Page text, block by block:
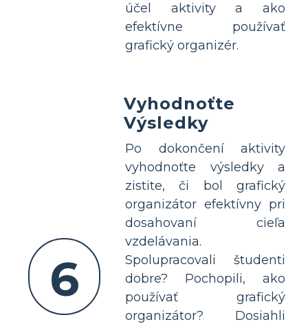
účel aktivity a ako
efektívne používať
grafický organizér.
6
Vyhodnoťte
Výsledky
Po dokončení aktivity
vyhodnoťte výsledky a
zistite, či bol grafický
organizátor efektívny pri
dosahovaní cieľa
vzdelávania.
Spolupracovali študenti
dobre? Pochopili, ako
používať grafický
organizátor? Dosiahli